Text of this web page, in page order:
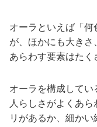
オーラといえば「
が、ほかにも大き
あらわす要素はたく
オーラを構成して
人らしさがよくあ
リがあるか、細か